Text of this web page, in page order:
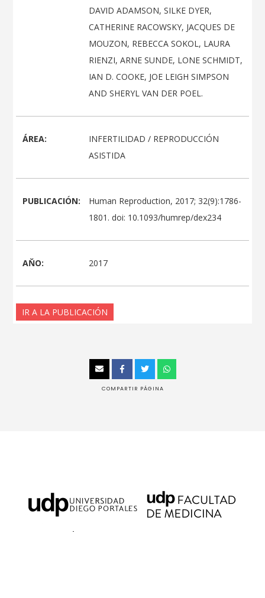
DAVID ADAMSON, SILKE DYER,
CATHERINE RACOWSKY, JACQUES DE
MOUZON, REBECCA SOKOL, LAURA
RIENZI, ARNE SUNDE, LONE SCHMIDT,
IAN D. COOKE, JOE LEIGH SIMPSON
AND SHERYL VAN DER POEL.
ÁREA:
INFERTILIDAD / REPRODUCCIÓN
ASISTIDA
PUBLICACIÓN:
Human Reproduction, 2017; 32(9):1786-
1801. doi: 10.1093/humrep/dex234
AŇO: 2017
IR A LA PUBLICACIÓN
COMPARTIR PÁGINA